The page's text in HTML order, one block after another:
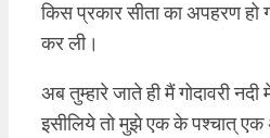
किस प्रकार सीता का अपहरण
कर ली।
अब तुम्हारे जाते ही मैं गोदावरी
इसीलिये तो मुझे एक के पश्चात्